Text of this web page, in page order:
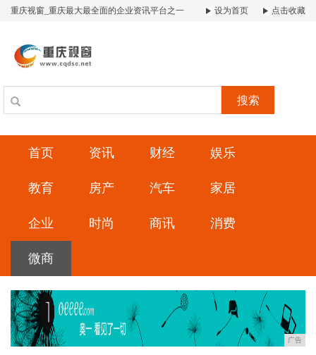
重庆视窗_重庆最大最全面的企业资讯平台之一 设为首页 点击收藏
搜索
首页 资讯 财经 娱乐
教育 房产 汽车 家居
企业 时尚 商讯 消费
微商
广告